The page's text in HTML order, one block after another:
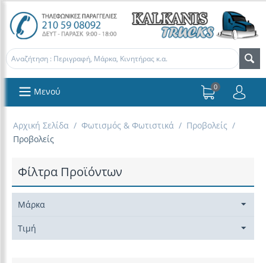
Μενού 0
Αρχική Σελίδα / Φωτισμός & Φωτιστικά / Προβολείς /
Προβολείς
Φίλτρα Προϊόντων
Μάρκα
Τιμή